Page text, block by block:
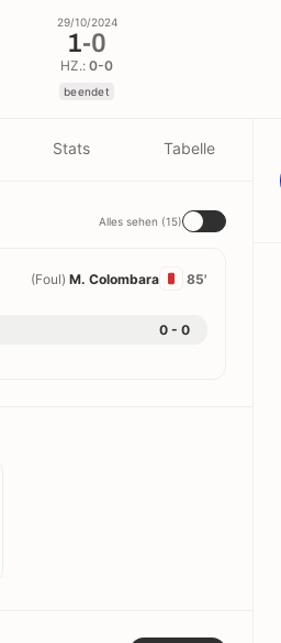
29/10/2024
1-0
HZ.: 0-0
beendet
Stats Tabelle
Alles sehen (15)
85'
(Foul) M. Colombara
0 - 0